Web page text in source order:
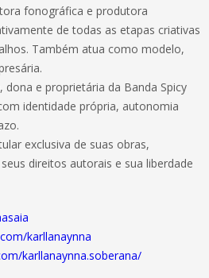
fonográfica e produtora
de todas as etapas criativas
Também atua como modelo,
e proprietária da Banda Spicy
identidade própria, autonomia
exclusiva de suas obras,
direitos autorais e sua liberdade
karllanaynna
karllanaynna.soberana/